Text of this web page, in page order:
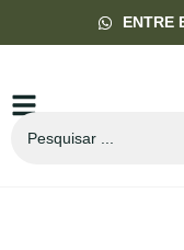
ENTRE